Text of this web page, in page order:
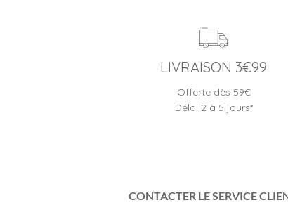
LIVRAISON 3€99
Offerte dès 59€
Délai 2 à 5 jours*
CONTACTER LE SERVICE